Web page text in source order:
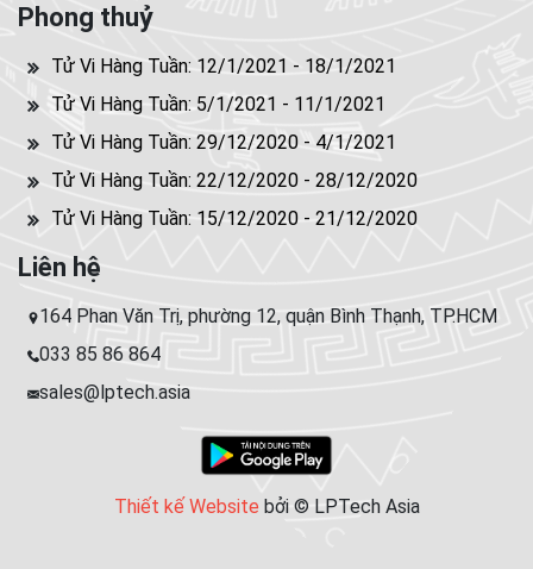
Phong thuỷ
Tử Vi Hàng Tuần: 12/1/2021 - 18/1/2021
Tử Vi Hàng Tuần: 5/1/2021 - 11/1/2021
Tử Vi Hàng Tuần: 29/12/2020 - 4/1/2021
Tử Vi Hàng Tuần: 22/12/2020 - 28/12/2020
Tử Vi Hàng Tuần: 15/12/2020 - 21/12/2020
Liên hệ
164 Phan Văn Trị, phường 12, quận Bình Thạnh, TP.HCM
033 85 86 864
sales@lptech.asia
Thiết kế Website bởi © LPTech Asia